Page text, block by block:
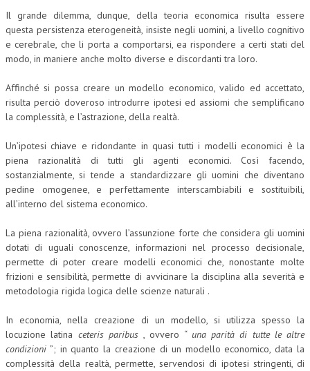
Il grande dilemma, dunque, della teoria economica risulta essere
questa persistenza eterogeneità, insiste negli uomini, a livello cognitivo
e cerebrale, che li porta a comportarsi, ea rispondere a certi stati del
modo, in maniere anche molto diverse e discordanti tra loro.
Affinché si possa creare un modello economico, valido ed accettato,
risulta perciò doveroso introdurre ipotesi ed assiomi che semplificano
la complessità, e l’astrazione, della realtà.
Un’ipotesi chiave e ridondante in quasi tutti i modelli economici è la
piena razionalità di tutti gli agenti economici. Così facendo,
sostanzialmente, si tende a standardizzare gli uomini che diventano
pedine omogenee, e perfettamente interscambiabili e sostituibili,
all’interno del sistema economico.
La piena razionalità, ovvero l’assunzione forte che considera gli uomini
dotati di uguali conoscenze, informazioni nel processo decisionale,
permette di poter creare modelli economici che, nonostante molte
frizioni e sensibilità, permette di avvicinare la disciplina alla severità e
metodologia rigida logica delle scienze naturali .
In economia, nella creazione di un modello, si utilizza spesso la
locuzione latina ceteris paribus, ovvero “ una parità di tutte le altre
condizioni ”; in quanto la creazione di un modello economico, data la
complessità della realtà, permette, servendosi di ipotesi stringenti, di